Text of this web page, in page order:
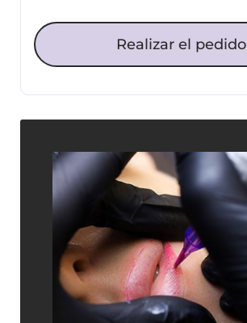
Realizar el pedido